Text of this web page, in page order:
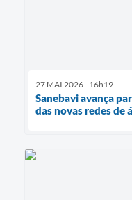
27 MAI 2026 - 16h19
Sanebavi avança
das novas redes de